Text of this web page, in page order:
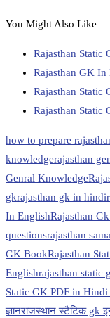
You Might Also Like
Rajasthan Static
Rajasthan GK In
Rajasthan Static
Rajasthan Static
how to prepare
knowledgerajasthan
Genral Knowledge
gkrajasthan gk in hindi
In EnglishRajasthan
questionsrajasthan
GK BookRajasthan
Englishrajasthan static
Static GK PDF in Hindi
ज्ञानराजस्थान स्टैटिक gk